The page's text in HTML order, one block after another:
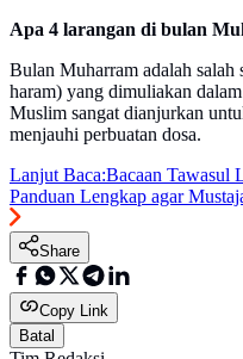
Apa 4 larangan di bulan
Bulan Muharram adalah salah
haram) yang dimuliakan
Muslim sangat dianjurkan
menjauhi perbuatan dosa.
Lanjut Baca:Bacaan Tawasul
Panduan Lengkap agar
Share
Copy Link
Batal